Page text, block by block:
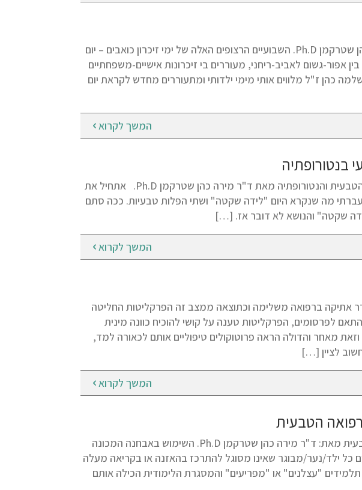
מזיכרון לצמיחה – מאז לעכשו מאת: ד"ר מירה כהן שטרקמן Ph.D. השבועיים הרצופים האלה של ימי זיכרון כואבים – יום
אפור-גשום לאביב-ריחני, מעוררים בי זיכרונות אישיים-משפחתיים
כהן ז"ל מלווים אותי מימי ילדותי ומתעוררים מחדש לקראת יום
המשך לקרוא
בנטורופתיה
התקפי חרדה וחרדה – ששה כללי יסוד מהרפואה הטבעית והנטורופתיה מאת ד"ר מירה כהן שטרקמן Ph.D. אתחיל את
הזה בסיפור אישי. לפני כ- 22 שנה עברתי מה שנקרא היום "לידה שקטה" ושתי הפלות טבעיות. ככה סתם
שקטה" והנושא לא דובר אז. […]
המשך לקרוא
אתיקה ברפואה משלימה וכתוצאה ממצב זה הפרקליטות החליטה
לפרסומים, הפרקליטות טענה על קושי להוכיח כוונה מינית
מאחר והדולה הראה פרוטוקולים טיפוליים אותם לכאורה למד,
לציין […]
המשך לקרוא
הטבעית
הטיפול בהפרעות קשב וריכוז – גישת הרפואה הטבעית מאת: ד"ר מירה כהן שטרקמן Ph.D. השימוש באבחנה המכונה
כל ילד/נער/מבוגר שאינו מסוגל להתרכז בהאזנה או בקריאה מעלה
לפני 40 שנה דובר על תלמידים "עצלנים" או "מפריעים" והמסגרת הלימודית הכילה אותם